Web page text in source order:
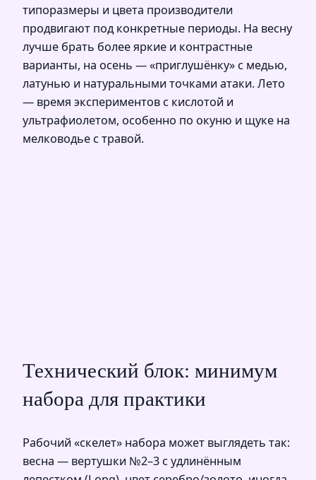
типоразмеры и цвета производители
продвигают под конкретные периоды. На весну
лучше брать более яркие и контрастные
варианты, на осень — «приглушёнку» с медью,
латунью и натуральными точками атаки. Лето
— время экспериментов с кислотой и
ультрафиолетом, особенно по окуню и щуке на
мелководье с травой.
Технический блок: минимум
набора для практики
Рабочий «скелет» набора может выглядеть так:
весна — вертушки №2–3 с удлинённым